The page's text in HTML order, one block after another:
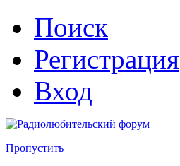
Поиск
Регистрация
Вход
Пропустить